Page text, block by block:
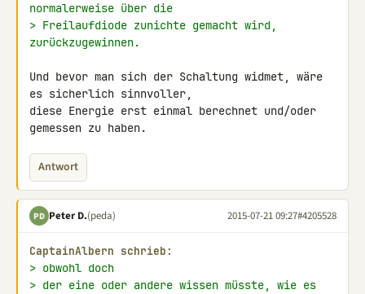
normalerweise über die
> Freilaufdiode zunichte gemacht wird,
zurückzugewinnen.
Und bevor man sich der Schaltung widmet, wäre
es sicherlich sinnvoller,
diese Energie erst einmal berechnet und/oder
gemessen zu haben.
Antwort
PD Peter D.(peda) 2015-07-21 09:27#4205528
CaptainAlbern schrieb:
> obwohl doch
> der eine oder andere wissen müsste, wie es